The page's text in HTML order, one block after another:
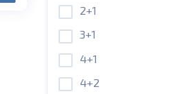
2+1
3+1
4+1
4+2